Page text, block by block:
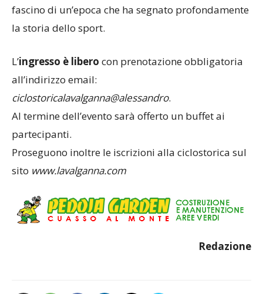
fascino di un’epoca che ha segnato profondamente
la storia dello sport.
L’ingresso è libero con prenotazione obbligatoria
all’indirizzo email:
ciclostoricalavalganna@alessandro.
Al termine dell’evento sarà offerto un buffet ai
partecipanti.
Proseguono inoltre le iscrizioni alla ciclostorica sul
sito www.lavalganna.com
Redazione